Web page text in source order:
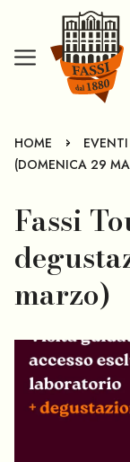
HOME - EVENTI
(DOMENICA 29
Fassi
marzo)